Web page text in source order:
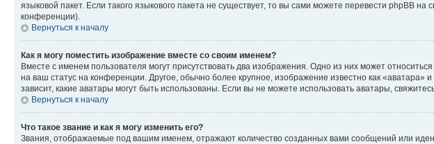
языковой пакет. Если такого языкового пакета не существует, то вы сами можете перевести phpBB
конференции).
Вернуться к началу
Как я могу поместить изображение вместе со своим именем?
Вместе с именем пользователя могут присутствовать два изображения. Одно из них может
на ваш статус на конференции. Другое, обычно более крупное, изображение известно как
зависит, какие аватары могут быть использованы. Если вы не можете использовать аватары,
Вернуться к началу
Что такое звание и как я могу изменить его?
Звания, отображаемые под вашим именем, отражают количество созданных вами сообщений или